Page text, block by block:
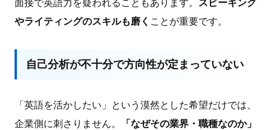
面接で英語力を疑われることもあります。 スピーキング
やライティングのスキルも磨く ことが重要です。
自己分析が不十分で方向性が定まっていない
「英語を活かしたい」という漠然とした希望だけでは、
企業側に刺さりません。
「なぜその業界・職種なのか」